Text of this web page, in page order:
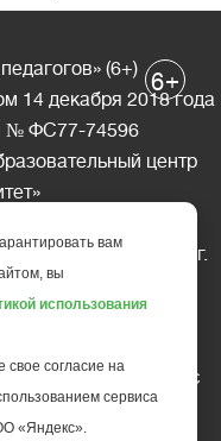
(6+)
14 декабря 2018 года
№ ФС77-74596
центр
Карелия, г.
д.10, офис 211
685-10-45
только c
редакции
6+
вам
вы
использования
свое согласие на
сервиса
«Яндекс».